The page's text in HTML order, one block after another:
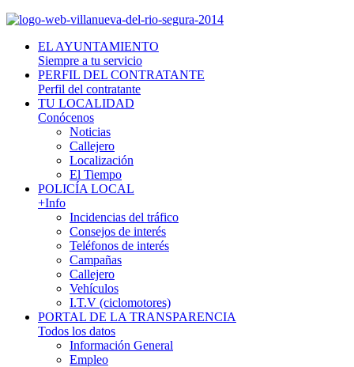
EL AYUNTAMIENTO
Siempre a tu servicio
PERFIL DEL CONTRATANTE
Perfil del contratante
TU LOCALIDAD
Conócenos
Noticias
Callejero
Localización
El Tiempo
POLICÍA LOCAL
+Info
Incidencias del tráfico
Consejos de interés
Teléfonos de interés
Campañas
Callejero
Vehículos
I.T.V (ciclomotores)
PORTAL DE LA TRANSPARENCIA
Todos los datos
Información General
Empleo